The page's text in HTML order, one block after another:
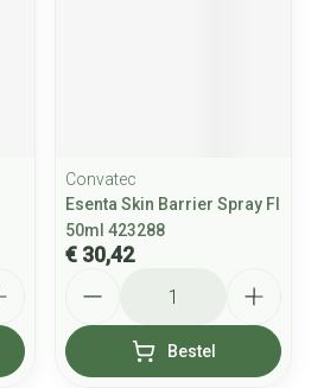
Convatec
Esenta Skin Barrier Spray Fl
50ml 423288
€ 30,42
Bestel